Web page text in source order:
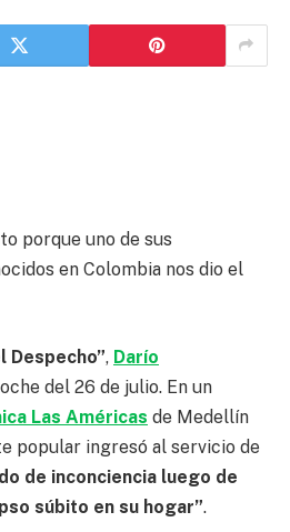
porque uno de sus
en Colombia nos dio el
Despecho”, Darío
del 26 de julio. En un
Las Américas de Medellín
popular ingresó al servicio de
de inconciencia luego de
súbito en su hogar”.